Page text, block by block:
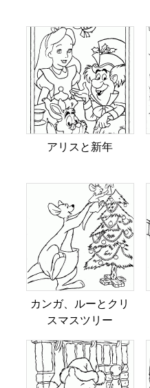
アリスと新年
カンガ、ルーとクリ
スマスツリー